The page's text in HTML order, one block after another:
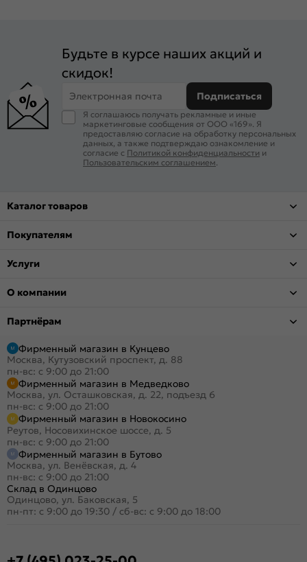
Будьте в курсе наших акций и
скидок!
Электронная почта Подписаться
Я соглашаюсь получать рекламные и иные
маркетинговые сообщения от ООО «169». Я
предоставляю согласие на обработку персональных
данных, а также подтверждаю ознакомление и
согласие с Политикой конфиденциальности и
Пользовательским соглашением.
Каталог товаров
Покупателям
Услуги
О компании
Партнёрам
Фирменный магазин в Кунцево
Москва, Кутузовский проспект, д. 88
пн-вс: с 9:00 до 21:00
Фирменный магазин в Медведково
Москва, ул. Осташковская, д. 22, подъезд 6
пн-вс: с 9:00 до 21:00
Фирменный магазин в Новокосино
Реутов, Носовихинское шоссе, д. 5
пн-вс: с 9:00 до 21:00
Фирменный магазин в Бутово
Москва, ул. Венёвская, д. 4
пн-вс: с 9:00 до 21:00
Склад в Одинцово
Одинцово, ул. Баковская, 5
пн-пт: с 9:00 до 19:30 / сб-вс: с 9:00 до 18:00